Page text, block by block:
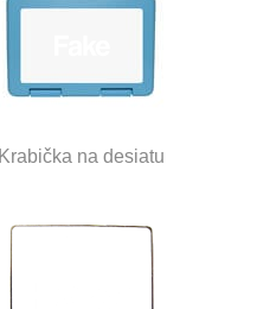
Krabička na desiatu